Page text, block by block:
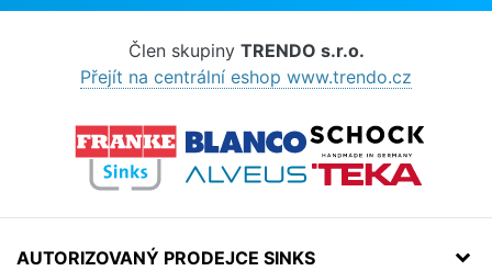
Člen skupiny TRENDO s.r.o.
Přejít na centrální eshop www.trendo.cz
AUTORIZOVANÝ PRODEJCE SINKS